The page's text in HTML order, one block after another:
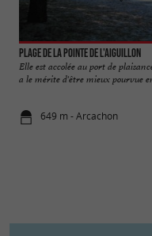
Plage de la Pointe de l'Aiguillon
Elle est accolée au port de
a le mérite d'être mieux pourvue
649 m - Arcachon